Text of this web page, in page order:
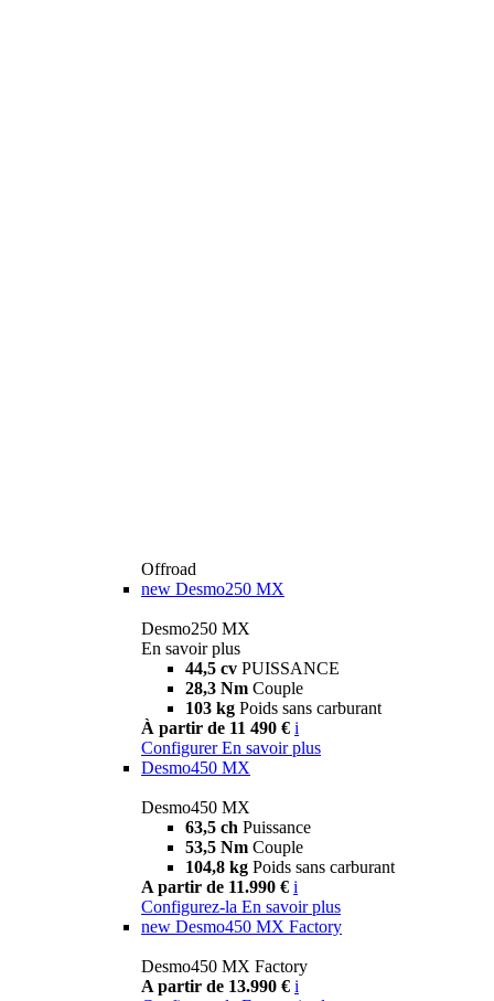
Offroad
new Desmo250 MX
Desmo250 MX
En savoir plus
44,5 cv PUISSANCE
28,3 Nm Couple
103 kg Poids sans carburant
À partir de 11 490 € i
Configurer En savoir plus
Desmo450 MX
Desmo450 MX
63,5 ch Puissance
53,5 Nm Couple
104,8 kg Poids sans carburant
A partir de 11.990 € i
Configurez-la En savoir plus
new Desmo450 MX Factory
Desmo450 MX Factory
A partir de 13.990 € i